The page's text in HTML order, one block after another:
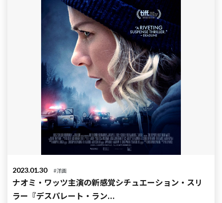
2023.01.30 #洋画
ナオミ・ワッツ主演の新感覚シチュエーション・スリ
ラー『デスパレート・ラン...